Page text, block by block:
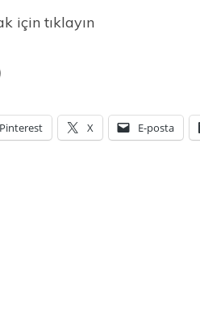
için tıklayın
Pinterest X E-posta